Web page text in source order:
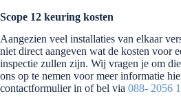
Scope 12 keuring kosten
Aangezien veel installaties van elkaar
niet direct aangeven wat de kosten voor
inspectie zullen zijn. Wij vragen je om
ons op te nemen voor meer informatie
contactformulier in of bel via 088- 2056